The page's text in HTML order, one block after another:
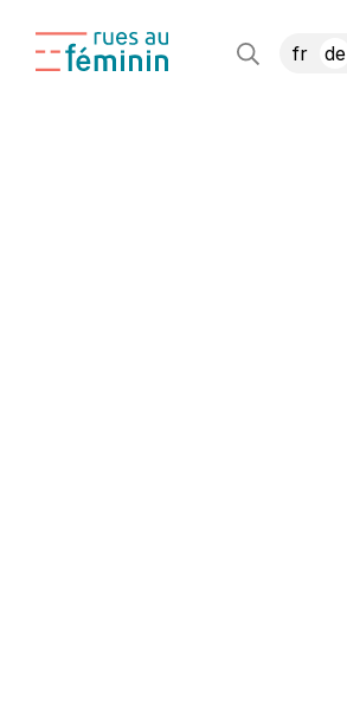
fr de